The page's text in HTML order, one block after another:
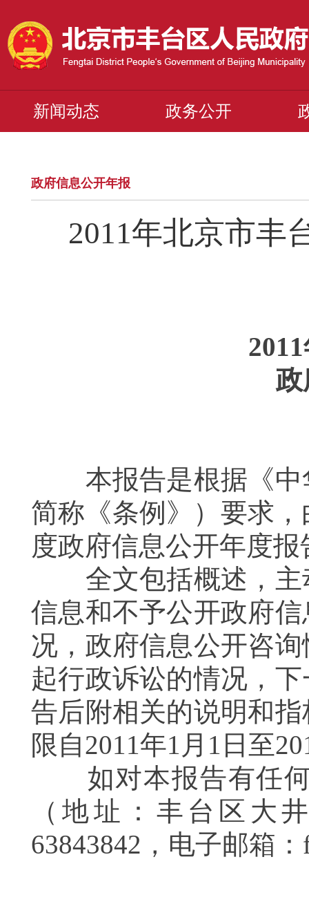
新闻动态 政务公开
政府信息公开年报
2011年北京市丰
2011
政
本报告是根据《中
简称《条例》）要求
度政府信息公开年度报
全文包括概述，主
信息和不予公开政府
况，政府信息公开咨
起行政诉讼的情况，
告后附相关的说明和
限自2011年1 月 1 日至
如对本报告有任何
（地址：丰台区大
63843842 ，电子邮箱：